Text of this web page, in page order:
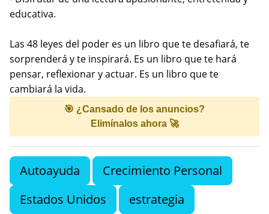
educativa.
Las 48 leyes del poder es un libro que te desafiará, te
sorprenderá y te inspirará. Es un libro que te hará
pensar, reflexionar y actuar. Es un libro que te
cambiará la vida.
🎯 ¿Cansado de los anuncios?
Elimínalos ahora 🚀
Autoayuda
Crecimiento Personal
Estados Unidos
estrategia